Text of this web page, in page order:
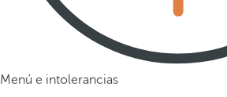
Menú e intolerancias